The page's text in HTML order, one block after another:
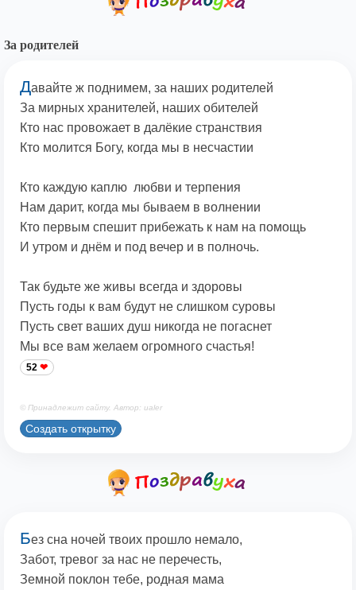
За родителей
Давайте ж поднимем, за наших родителей
За мирных хранителей, наших обителей
Кто нас провожает в далёкие странствия
Кто молится Богу, когда мы в несчастии
Кто каждую каплю любви и терпения
Нам дарит, когда мы бываем в волнении
Кто первым спешит прибежать к нам на помощь
И утром и днём и под вечер и в полночь.
Так будьте же живы всегда и здоровы
Пусть годы к вам будут не слишком суровы
Пусть свет ваших душ никогда не погаснет
Мы все вам желаем огромного счастья!
52
© Принадлежит сайту. Автор: ualer
Создать открытку
Без сна ночей твоих прошло немало,
Забот, тревог за нас не перечесть,
Земной поклон тебе, родная мама